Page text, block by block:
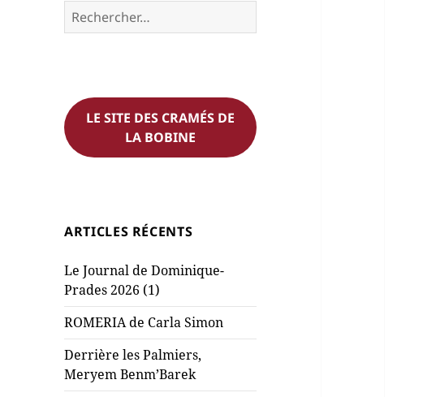
Rechercher :
LE SITE DES CRAMÉS DE
LA BOBINE
ARTICLES RÉCENTS
Le Journal de Dominique-
Prades 2026 (1)
ROMERIA de Carla Simon
Derrière les Palmiers,
Meryem Benm’Barek